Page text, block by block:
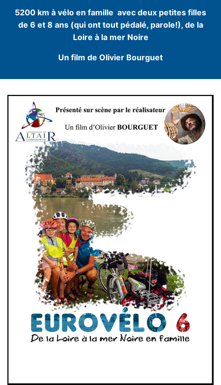
5200 km à vélo en famille avec deux petites filles
de 6 et 8 ans (qui ont tout pédalé, parole!), de la
Loire à la mer Noire
Un film de Olivier Bourguet